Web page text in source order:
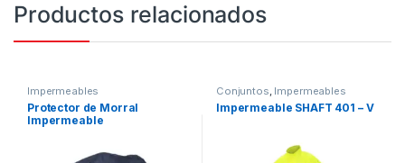
Productos relacionados
Impermeables
Protector de Morral
Impermeable
Conjuntos, Impermeables
Impermeable SHAFT 401 – V